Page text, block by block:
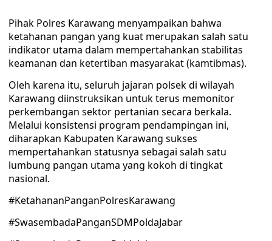
Pihak Polres Karawang menyampaikan bahwa
ketahanan pangan yang kuat merupakan salah satu
indikator utama dalam mempertahankan stabilitas
keamanan dan ketertiban masyarakat (kamtibmas).
Oleh karena itu, seluruh jajaran polsek di wilayah
Karawang diinstruksikan untuk terus memonitor
perkembangan sektor pertanian secara berkala.
Melalui konsistensi program pendampingan ini,
diharapkan Kabupaten Karawang sukses
mempertahankan statusnya sebagai salah satu
lumbung pangan utama yang kokoh di tingkat
nasional.
#KetahananPanganPolresKarawang
#SwasembadaPanganSDMPoldaJabar